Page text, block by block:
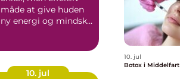
måde at give huden
ny energi og mindske
10. jul
10. jul
Botox i Middelfart